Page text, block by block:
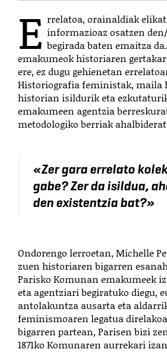
E rrelatoa, orainaldiak
informazioaz osatzen
begirada baten emaitza
emakumeok historiaren
ere, ez dugu gehienetan
Historiografia feministak, maila
historian isildurik eta
emakumeen agentzia
metodologiko berriak
«Zer gara errelato
gabe? Zer da isildua,
den existentzia bat?»
Ondorengo lerroetan, Michelle
zuen historiaren bigarren
Parisko Komunan emakumeek
eta agentziari begiratuko diegu,
antolakuntza ausarta eta
feminismoaren legatua
bigarren partean, Parisen bizi
1871ko Komunaren aurrekari